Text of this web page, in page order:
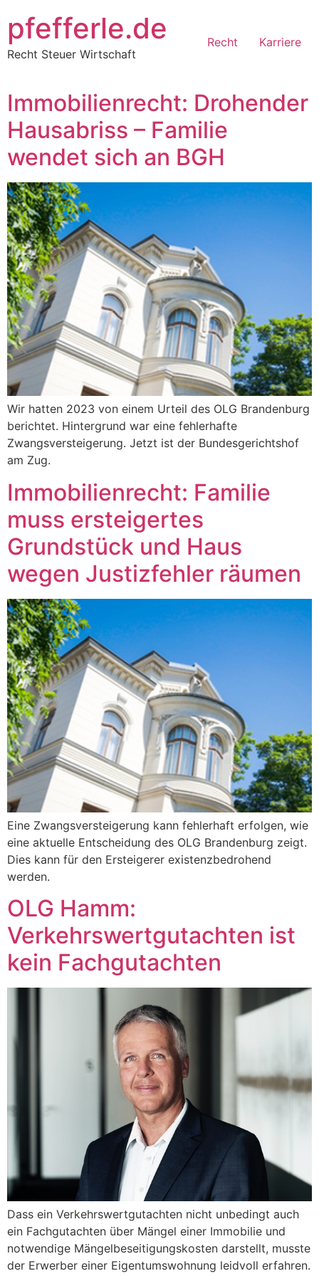
Inhalt
springen
pfefferle.de
Recht Steuer Wirtschaft
Recht Karriere
Immobilienrecht: Drohender
Hausabriss – Familie
wendet sich an BGH
Wir hatten 2023 von einem Urteil des OLG Brandenburg
berichtet. Hintergrund war eine fehlerhafte
Zwangsversteigerung. Jetzt ist der Bundesgerichtshof
am Zug.
Immobilienrecht: Familie
muss ersteigertes
Grundstück und Haus
wegen Justizfehler räumen
Eine Zwangsversteigerung kann fehlerhaft erfolgen, wie
eine aktuelle Entscheidung des OLG Brandenburg zeigt.
Dies kann für den Ersteigerer existenzbedrohend
werden.
OLG Hamm:
Verkehrswertgutachten ist
kein Fachgutachten
Dass ein Verkehrswertgutachten nicht unbedingt auch
ein Fachgutachten über Mängel einer Immobilie und
notwendige Mängelbeseitigungskosten darstellt, musste
der Erwerber einer Eigentumswohnung leidvoll erfahren.